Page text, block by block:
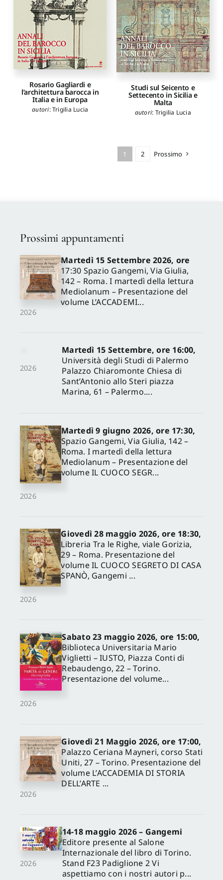
Rosario Gagliardi e
l’architettura barocca in
Italia e in Europa
autori:Trigilia Lucia
Studi sul Seicento e
Settecento in Sicilia e
Malta
autori: Trigilia Lucia
1 2 Prossimo
Prossimi appuntamenti
2026
Martedì 15 Settembre 2026, ore
17:30 Spazio Gangemi, Via Giulia,
142 – Roma. I martedì della lettura
Mediolanum – Presentazione del
volume L’ACCADEMI...
2026
Martedì 15 Settembre, ore 16:00,
Università degli Studi di Palermo
Palazzo Chiaromonte Chiesa di
Sant’Antonio allo Steri piazza
Marina, 61 – Palermo....
2026
Martedì 9 giugno 2026, ore 17:30,
Spazio Gangemi, Via Giulia, 142 –
Roma. I martedì della lettura
Mediolanum – Presentazione del
volume IL CUOCO SEGR...
2026
Giovedì 28 maggio 2026, ore 18:30,
Libreria Tra le Righe, viale Gorizia,
29 – Roma. Presentazione del
volume IL CUOCO SEGRETO DI CASA
SPANÒ, Gangemi ...
2026
Sabato 23 maggio 2026, ore 15:00,
Biblioteca Universitaria Mario
Viglietti – IUSTO, Piazza Conti di
Rebaudengo, 22 – Torino.
Presentazione del volume...
2026
Giovedì 21 Maggio 2026, ore 17:00,
Palazzo Ceriana Mayneri, corso Stati
Uniti, 27 – Torino. Presentazione del
volume L’ACCADEMIA DI STORIA
DELL’ARTE ...
2026
14-18 maggio 2026 – Gangemi
Editore presente al Salone
Internazionale del libro di Torino.
Stand F23 Padiglione 2 Vi
aspettiamo con i nostri autori p...